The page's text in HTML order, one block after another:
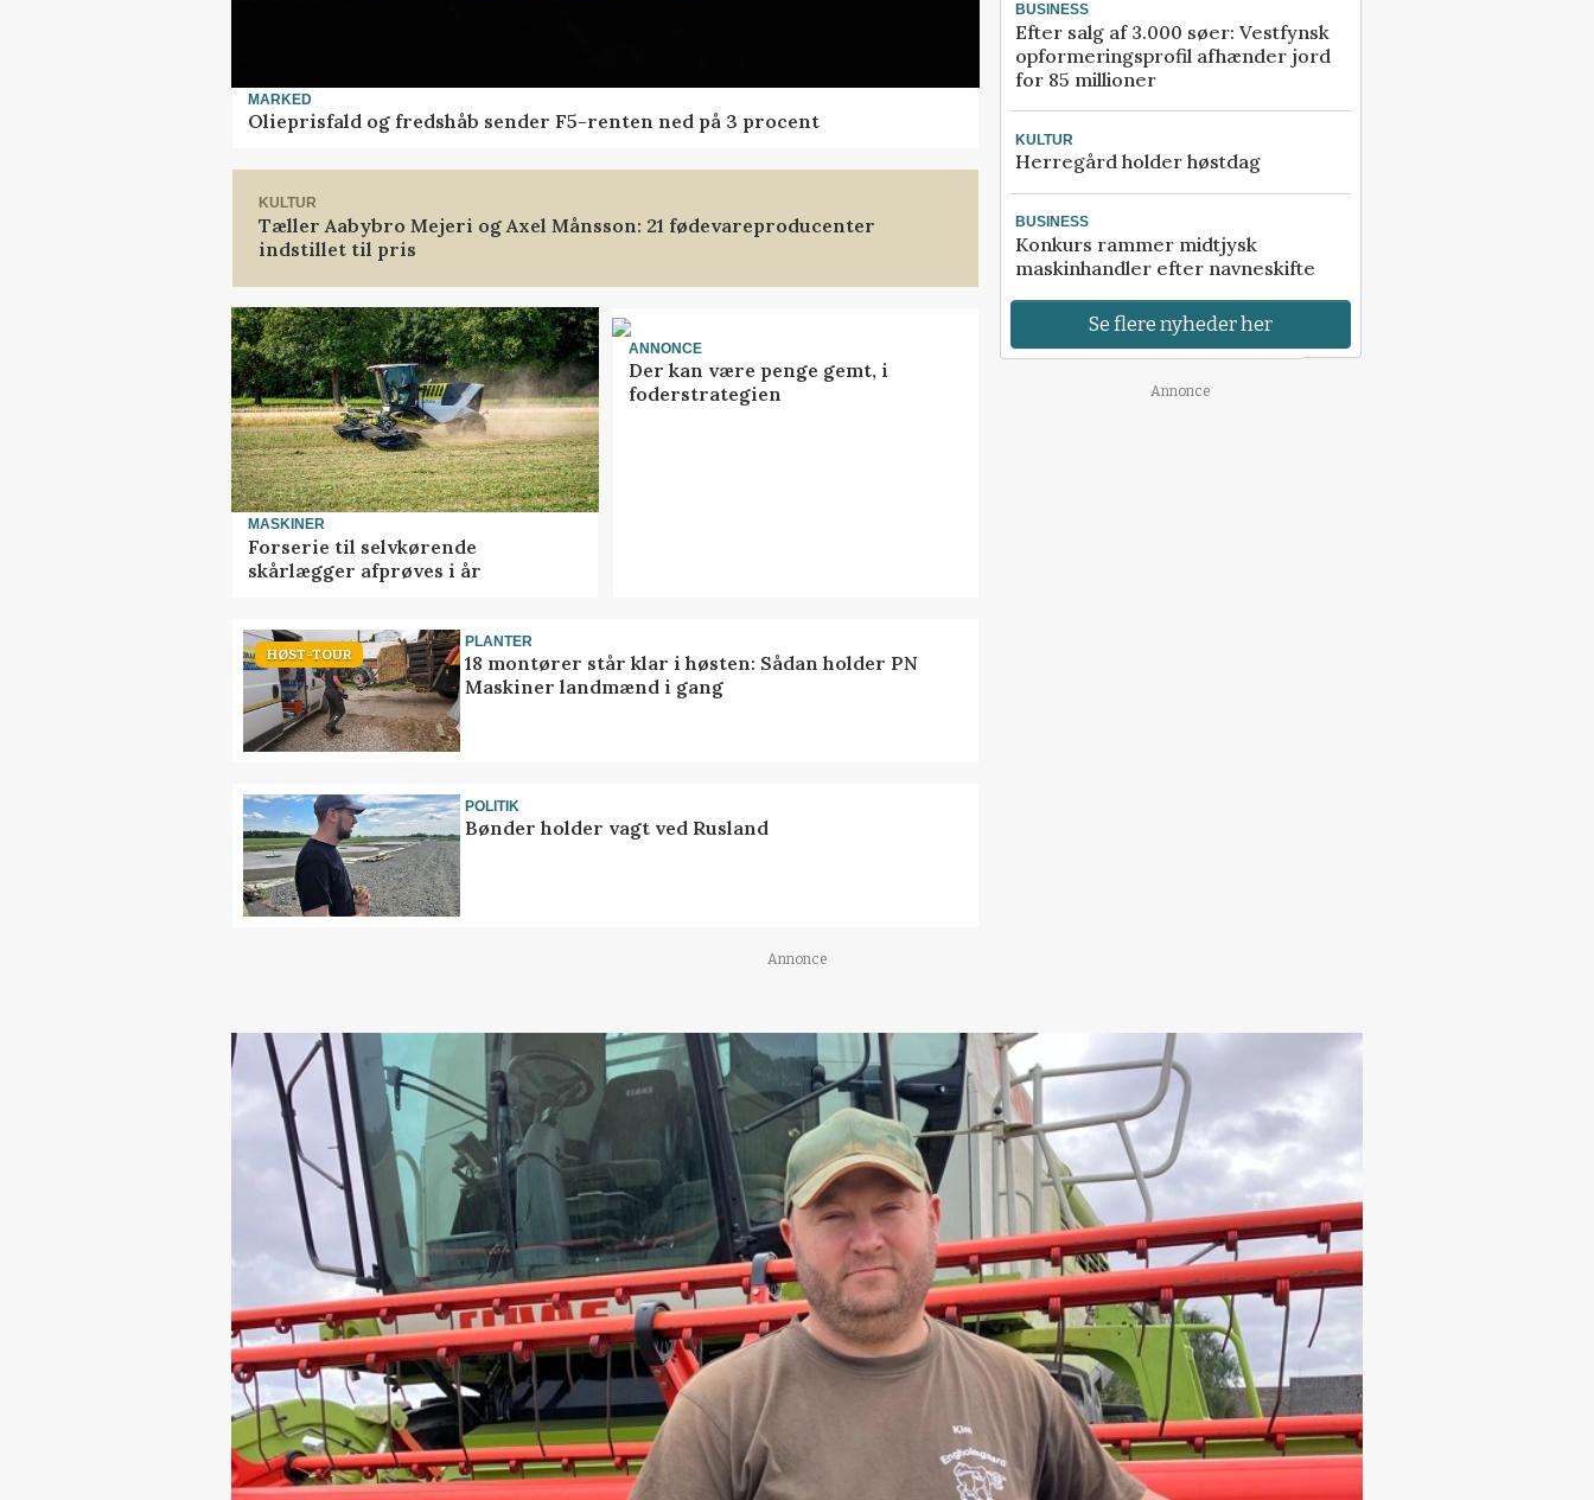
MARKED
Olieprisfald og fredshåb sender F5-renten ned på 3 procent
KULTUR
Tæller Aabybro Mejeri og Axel Månsson: 21 fødevareproducenter
indstillet til pris
MASKINER
Forserie til selvkørende
skårlægger afprøves i år
ANNONCE
Der kan være penge gemt, i
foderstrategien
HØST-TOUR
PLANTER
18 montører står klar i høsten: Sådan holder PN
Maskiner landmænd i gang
POLITIK
Bønder holder vagt ved Rusland
BUSINESS
Efter salg af 3.000 søer: Vestfynsk
opformeringsprofil afhænder jord
for 85 millioner
KULTUR
Herregård holder høstdag
BUSINESS
Konkurs rammer midtjysk
maskinhandler efter navneskifte
Se flere nyheder her
Annonce
Annonce